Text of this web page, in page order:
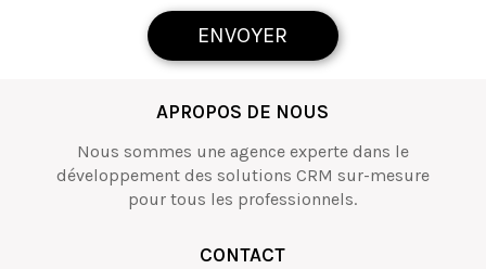
ENVOYER
APROPOS DE NOUS
Nous sommes une agence experte dans le
développement des solutions CRM sur-mesure
pour tous les professionnels.
CONTACT